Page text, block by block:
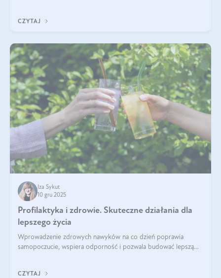
CZYTAJ
Iza Sykut
10 gru 2025
Profilaktyka i zdrowie. Skuteczne działania dla
lepszego życia
Wprowadzenie zdrowych nawyków na co dzień poprawia
samopoczucie, wspiera odporność i pozwala budować lepszą
CZYTAJ